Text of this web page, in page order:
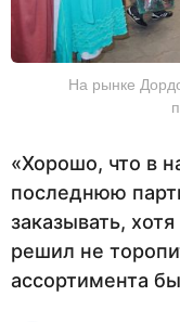
На рынке
«Хорошо, что в
последнюю
заказывать,
решил не
ассортимента